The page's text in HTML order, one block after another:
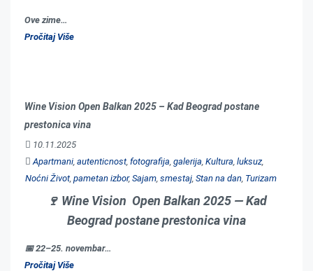
Ove zime…
Pročitaj Više
Wine Vision Open Balkan 2025 – Kad Beograd postane
prestonica vina
10.11.2025
Apartmani autenticnost, fotografija galerija Kultura luksuz,
Noćni Život, pametan izbor, Sajam smestaj Stan na dan Turizam
🍷 Wine Vision Open Balkan 2025 — Kad
Beograd postane prestonica vina
📅 22–25. novembar…
Pročitaj Više